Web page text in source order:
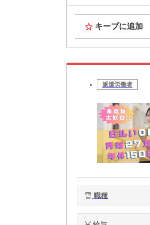
キープに追加
派遣労働者
職種